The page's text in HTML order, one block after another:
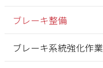
ブレーキ整備
ブレーキ系統強化作業